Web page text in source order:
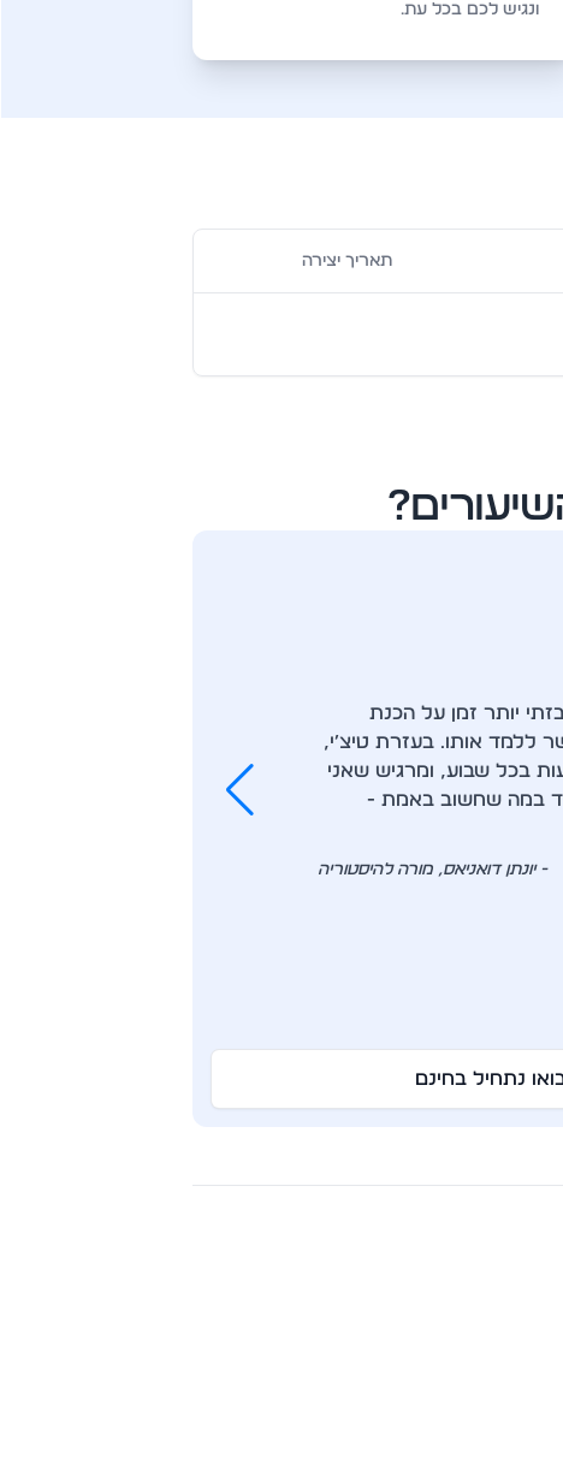
ונגיש לכם בכל עת.
תאריך יצירה
יותר זמן על הכנת
ללמד אותו. בעזרת טיצ׳י,
בכל שבוע, ומרגיש שאני
במה שחשוב באמת -
- יונתן דואניאס, מורה להיסטוריה
נתחיל בחינם